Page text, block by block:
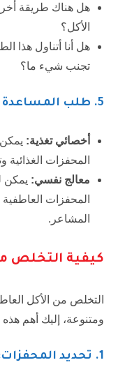
هل هناك طريقة
الأكل؟
هل أنا أتناول هذا
تجنب شيء ما؟
5. طلب
أخصائي تغذية:
المحفزات
معالج نفسي: يمكن
المحفزات
المشاعر.
كيفية التخلص
التخلص من الأكل
ومتنوعة، إليك أهم هذه
1. تحديد